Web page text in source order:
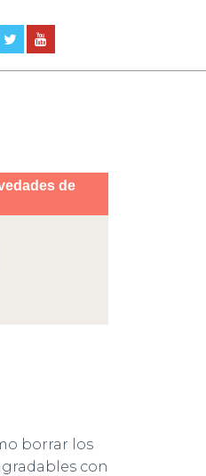
borrar los
con